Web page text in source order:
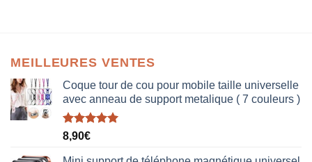
MEILLEURES VENTES
Coque tour de cou pour mobile taille universelle
avec anneau de support metalique ( 7 couleurs )
Note5.00
8,90€